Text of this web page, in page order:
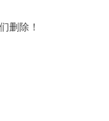
删除！